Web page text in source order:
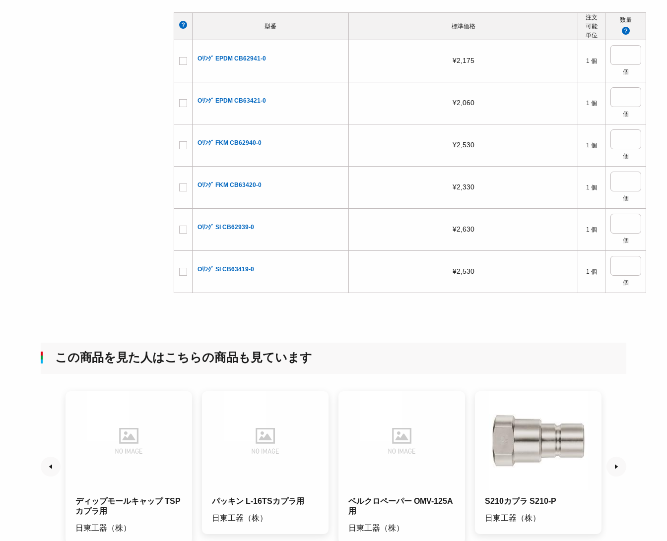
型番 標準価格
注文
可能
単位
数量
Oﾘﾝｸﾞ EPDM CB62941-0 ¥2,175 1 個
個
Oﾘﾝｸﾞ EPDM CB63421-0 ¥2,060 1 個
個
Oﾘﾝｸﾞ FKM CB62940-0 ¥2,530 1 個
個
Oﾘﾝｸﾞ FKM CB63420-0 ¥2,330 1 個
個
Oﾘﾝｸﾞ SI CB62939-0 ¥2,630 1 個
個
Oﾘﾝｸﾞ SI CB63419-0 ¥2,530 1 個
個
この商品を見た人はこちらの商品も見ています
ディップモールキャップ TSP
カプラ用
日東工器（株）
パッキン L-16TSカプラ用
日東工器（株）
ベルクロペーパー OMV-125A
用
日東工器（株）
S210カプラ S210-P
日東工器（株）